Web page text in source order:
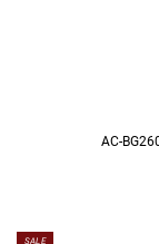
AC-
SALE